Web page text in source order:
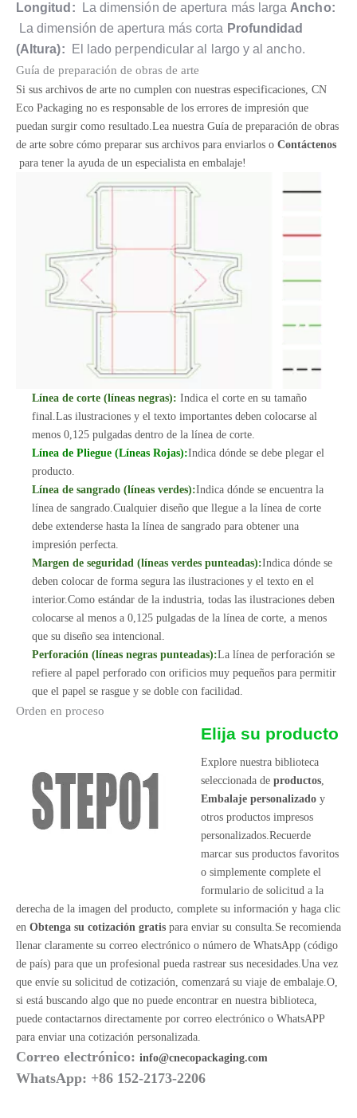
Longitud: La dimensión de apertura más larga Ancho:
La dimensión de apertura más corta Profundidad
(Altura): El lado perpendicular al largo y al ancho.
Guía de preparación de obras de arte
Si sus archivos de arte no cumplen con nuestras especificaciones, CN
Eco Packaging no es responsable de los errores de impresión que
puedan surgir como resultado.Lea nuestra Guía de preparación de obras
de arte sobre cómo preparar sus archivos para enviarlos o Contáctenos
para tener la ayuda de un especialista en embalaje!
Línea de corte (líneas negras): Indica el corte en su tamaño
final.Las ilustraciones y el texto importantes deben colocarse al
menos 0,125 pulgadas dentro de la línea de corte.
Línea de Pliegue (Líneas Rojas):Indica dónde se debe plegar el
producto.
Línea de sangrado (líneas verdes):Indica dónde se encuentra la
línea de sangrado.Cualquier diseño que llegue a la línea de corte
debe extenderse hasta la línea de sangrado para obtener una
impresión perfecta.
Margen de seguridad (líneas verdes punteadas):Indica dónde se
deben colocar de forma segura las ilustraciones y el texto en el
interior.Como estándar de la industria, todas las ilustraciones deben
colocarse al menos a 0,125 pulgadas de la línea de corte, a menos
que su diseño sea intencional.
Perforación (líneas negras punteadas):La línea de perforación se
refiere al papel perforado con orificios muy pequeños para permitir
que el papel se rasgue y se doble con facilidad.
Orden en proceso
Elija su producto
Explore nuestra biblioteca
seleccionada de productos,
Embalaje personalizadoy
otros productos impresos
personalizados.Recuerde
marcar sus productos favoritos
o simplemente complete el
formulario de solicitud a la
derecha de la imagen del producto, complete su información y haga clic
en Obtenga su cotización gratis para enviar su consulta.Se recomienda
llenar claramente su correo electrónico o número de WhatsApp (código
de país) para que un profesional pueda rastrear sus necesidades.Una vez
que envíe su solicitud de cotización, comenzará su viaje de embalaje.O,
si está buscando algo que no puede encontrar en nuestra biblioteca,
puede contactarnos directamente por correo electrónico o WhatsAPP
para enviar una cotización personalizada.
Correo electrónico: info@cnecopackaging.com
WhatsApp: +86 152-2173-2206